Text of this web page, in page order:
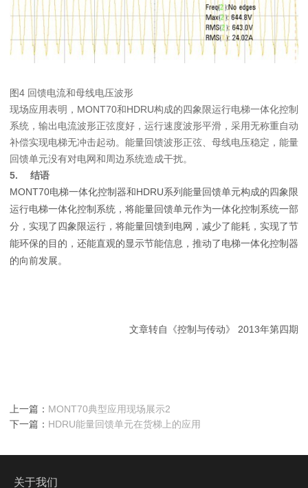
图4 回馈电流和母线电压波形
现场应用表明，MONT70和HDRU构成的四象限运行电梯一体化控制
系统，输出电流波形正弦度好，运行速度波形平滑，采用无称重自动
补偿实现电梯无冲击起动。能量回馈波形正弦、母线电压稳定，能量
回馈单元没有对电网和周边系统造成干扰。
5.
结语
MONT70电梯一体化控制器和HDRU系列能量回馈单元构成的四象限
运行电梯一体化控制系统，将能量回馈单元作为一体化控制系统一部
分，实现了四象限运行，将能量回馈到电网，减少了能耗，实现了节
能环保的目的，还能直观的显示节能信息，推动了电梯一体化控制器
的向前发展。
文章转自《控制与传动》 2013年第四期
上一篇： MONT70典型应用现场展示2
下一篇： HDRU能量回馈单元在货梯上的应用
关于我们